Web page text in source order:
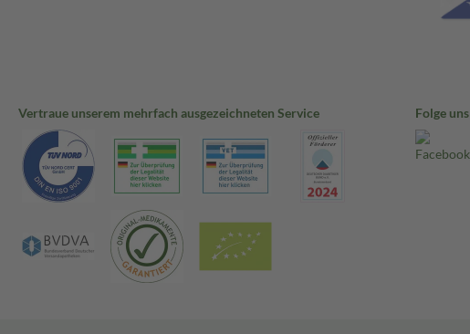
Vertraue unserem mehrfach ausgezeichneten Service Folge uns